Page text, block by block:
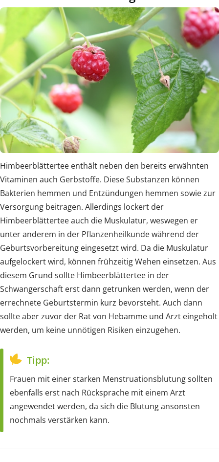
Himbeerblättertee enthält neben den bereits erwähnten
Vitaminen auch Gerbstoffe. Diese Substanzen können
Bakterien hemmen und Entzündungen hemmen sowie zur
Versorgung beitragen. Allerdings lockert der
Himbeerblättertee auch die Muskulatur, weswegen er
unter anderem in der Pflanzenheilkunde während der
Geburtsvorbereitung eingesetzt wird. Da die Muskulatur
aufgelockert wird, können frühzeitig Wehen einsetzen. Aus
diesem Grund sollte Himbeerblättertee in der
Schwangerschaft erst dann getrunken werden, wenn der
errechnete Geburtstermin kurz bevorsteht. Auch dann
sollte aber zuvor der Rat von Hebamme und Arzt eingeholt
werden, um keine unnötigen Risiken einzugehen.
Tipp:
Frauen mit einer starken Menstruationsblutung sollten
ebenfalls erst nach Rücksprache mit einem Arzt
angewendet werden, da sich die Blutung ansonsten
nochmals verstärken kann.